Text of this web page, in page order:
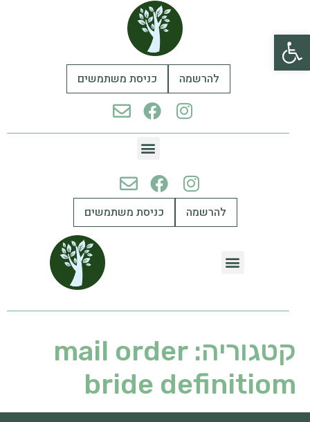
פתח סרגל נגישות
להרשמה כניסת משתמשים
להרשמה כניסת משתמשים
קטגוריה:mail order
bride definitiom